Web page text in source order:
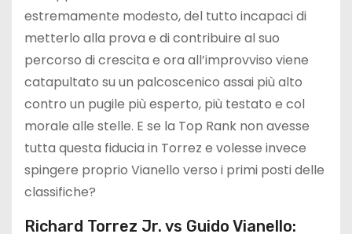
estremamente modesto, del tutto incapaci di
metterlo alla prova e di contribuire al suo
percorso di crescita e ora all’improvviso viene
catapultato su un palcoscenico assai più alto
contro un pugile più esperto, più testato e col
morale alle stelle. E se la Top Rank non avesse
tutta questa fiducia in Torrez e volesse invece
spingere proprio Vianello verso i primi posti delle
classifiche?
Richard Torrez Jr. vs Guido Vianello: